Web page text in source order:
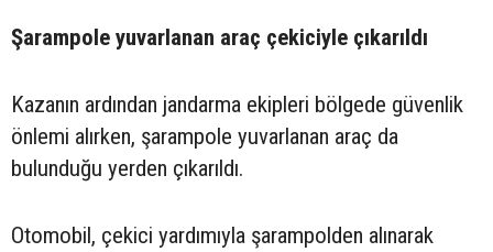
Şarampole yuvarlanan araç çekiciyle çıkarıldı
Kazanın ardından jandarma ekipleri bölgede güvenlik
önlemi alırken, şarampole yuvarlanan araç da
bulunduğu yerden çıkarıldı.
Otomobil, çekici yardımıyla şarampolden alınarak